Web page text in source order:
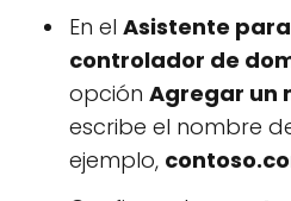
En el Asistente
controlador de
opción Agregar un
escribe el nombre
ejemplo,